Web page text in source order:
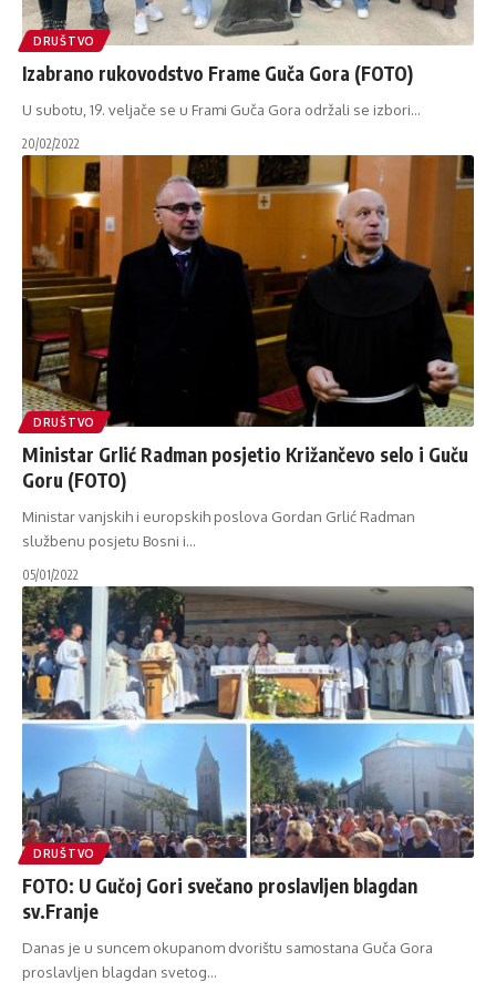
DRUŠTVO
Izabrano rukovodstvo Frame Guča Gora (FOTO)
U subotu, 19. veljače se u Frami Guča Gora održali se izbori…
20/02/2022
DRUŠTVO
Ministar Grlić Radman posjetio Križančevo selo i Guču
Goru (FOTO)
Ministar vanjskih i europskih poslova Gordan Grlić Radman
službenu posjetu Bosni i…
05/01/2022
DRUŠTVO
FOTO: U Gučoj Gori svečano proslavljen blagdan
sv.Franje
Danas je u suncem okupanom dvorištu samostana Guča Gora
proslavljen blagdan svetog…